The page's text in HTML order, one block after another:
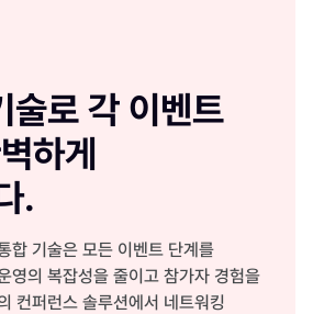
술로 각 이벤트
하게
.
합 기술은 모든 이벤트 단계를
영의 복잡성을 줄이고 참가자 경험을
컨퍼런스 솔루션에서 네트워킹